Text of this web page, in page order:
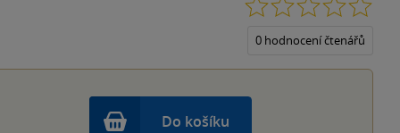
0 hodnocení čtenářů
Do košíku